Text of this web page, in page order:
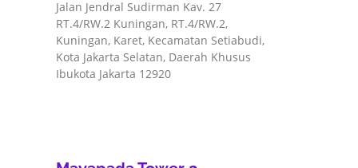
Jalan Jendral Sudirman Kav. 27
RT.4/RW.2 Kuningan, RT.4/RW.2,
Kuningan, Karet, Kecamatan Setiabudi,
Kota Jakarta Selatan, Daerah Khusus
Ibukota Jakarta 12920